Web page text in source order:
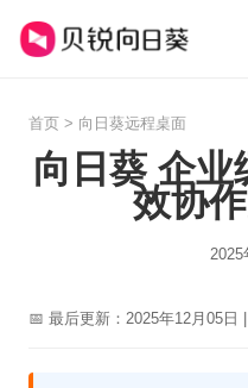
首页 > 向日葵远程桌面
向日葵 企业
效协
2025
📅 最后更新：2025年12月05日